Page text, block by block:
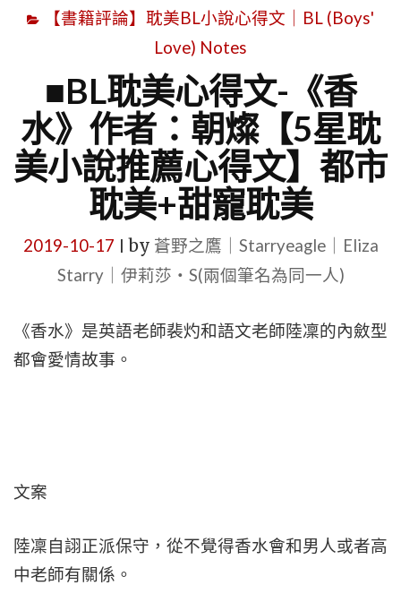
【書籍評論】耽美BL小說心得文｜BL (Boys'
Love) Notes
■BL耽美心得文-《香
水》作者：朝燦【5星耽
美小說推薦心得文】都市
耽美+甜寵耽美
2019-10-17 by 蒼野之鷹｜Starryeagle｜Eliza
Starry｜伊莉莎・S(兩個筆名為同一人)
《香水》是英語老師裴灼和語文老師陸凜的內斂型
都會愛情故事。
文案
陸凜自詡正派保守，從不覺得香水會和男人或者高
中老師有關係。